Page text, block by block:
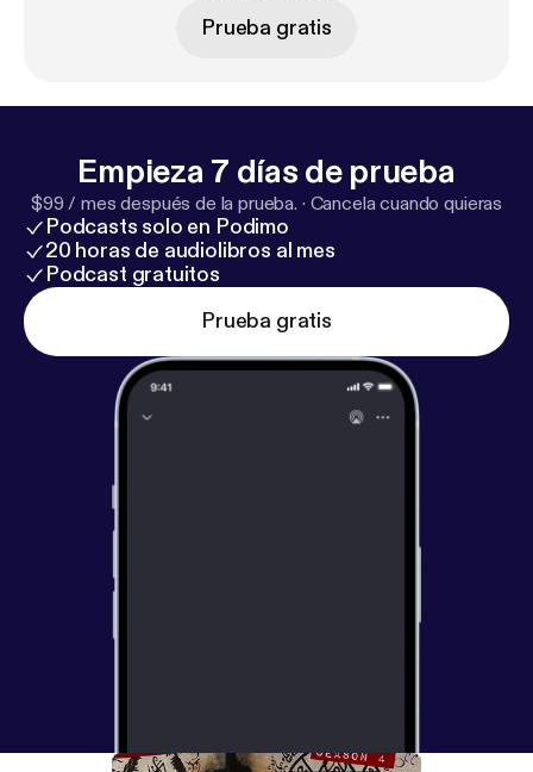
Prueba gratis
Empieza 7 días de prueba
$99 / mes después de la prueba. · Cancela cuando quieras
Podcasts solo en Podimo
20 horas de audiolibros al mes
Podcast gratuitos
Prueba gratis